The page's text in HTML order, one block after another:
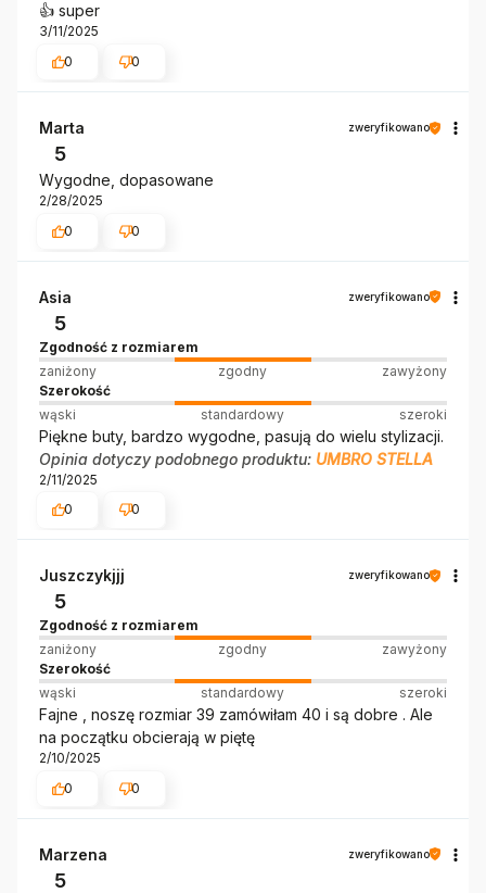
👍️ super
3/11/2025
0
0
Marta zweryfikowano
5
Wygodne, dopasowane
2/28/2025
0
0
Asia zweryfikowano
5
Zgodność z rozmiarem
zaniżony
zgodny
zawyżony
Szerokość
wąski
standardowy szeroki
Piękne buty, bardzo wygodne, pasują do wielu stylizacji.
Opinia dotyczy podobnego produktu: UMBRO STELLA
2/11/2025
0
0
Juszczykjjj zweryfikowano
5
Zgodność z rozmiarem
zaniżony
zgodny
zawyżony
Szerokość
wąski
standardowy szeroki
Fajne , noszę rozmiar 39 zamówiłam 40 i są dobre . Ale
na początku obcierają w piętę
2/10/2025
0
0
Marzena zweryfikowano
5